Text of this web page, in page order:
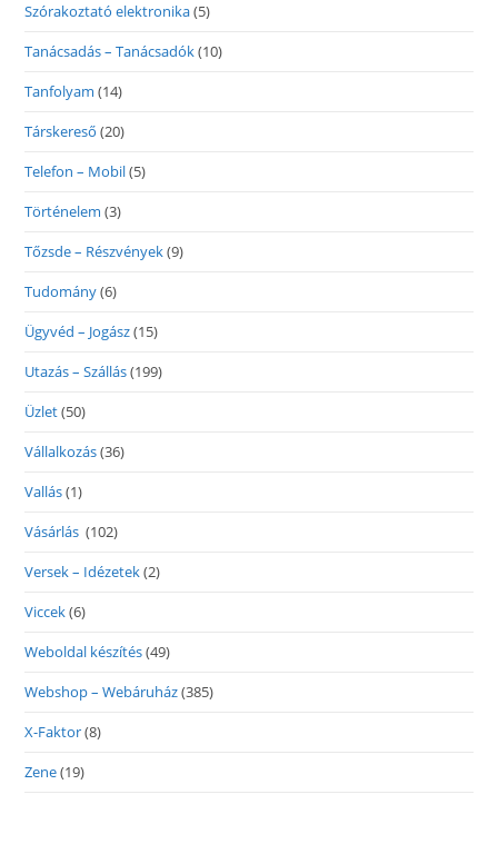
Szórakoztató elektronika(5)
Tanácsadás – Tanácsadók(10)
Tanfolyam (14)
Társkereső (20)
Telefon – Mobil(5)
Történelem (3)
Tőzsde – Részvények(9)
Tudomány(6)
Ügyvéd – Jogász(15)
Utazás – Szállás(199)
Üzlet(50)
Vállalkozás(36)
Vallás(1)
Vásárlás (102)
Versek – Idézetek(2)
Viccek(6)
Weboldal készítés(49)
Webshop – Webáruház(385)
X-Faktor(8)
Zene(19)